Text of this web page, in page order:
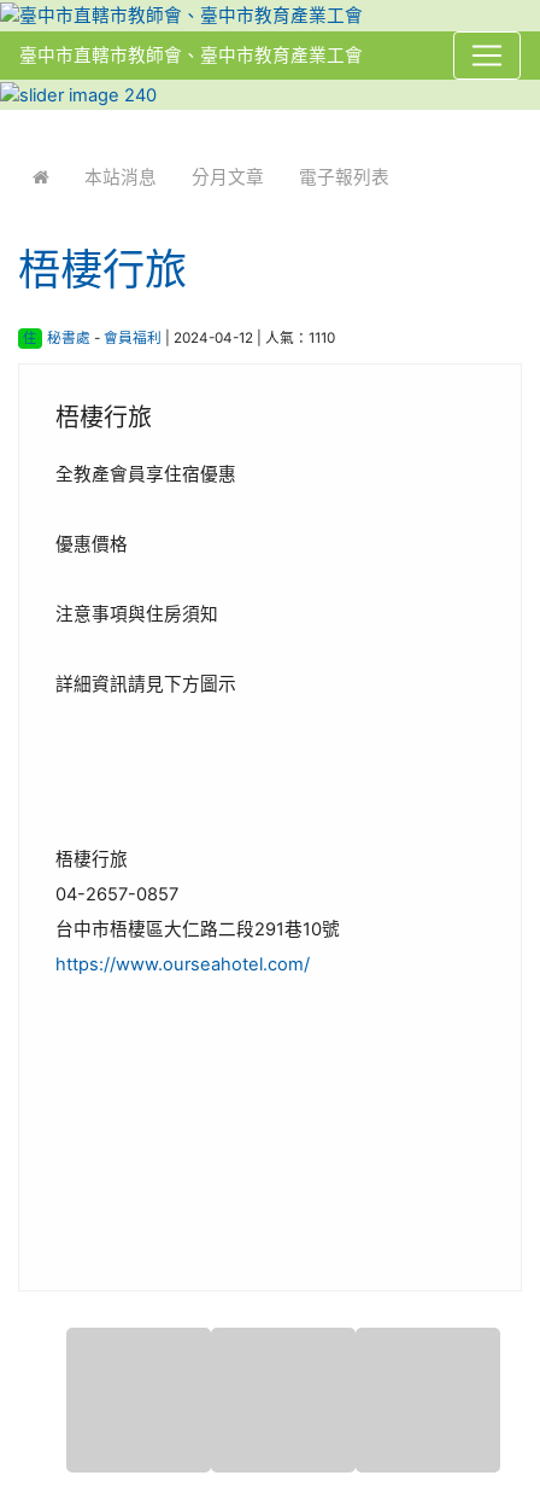
臺中市直轄市教師會、臺中市教育產業工會
本站消息 分月文章 電子報列表
梧棲行旅
住 秘書處 - 會員福利 | 2024-04-12 | 人氣：1110
梧棲行旅
全教產會員享住宿優惠
優惠價格
注意事項與住房須知
詳細資訊請見下方圖示
梧棲行旅
04-2657-0857
台中市梧棲區大仁路二段291巷10號
https://www.ourseahotel.com/